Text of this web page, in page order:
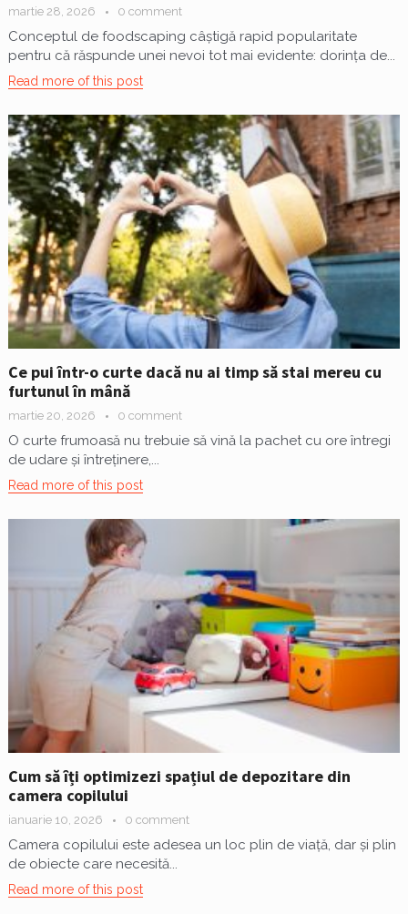
martie 28, 2026 0 comment
Conceptul de foodscaping câștigă rapid popularitate
pentru că răspunde unei nevoi tot mai evidente: dorința de...
Read more of this post
Ce pui într-o curte dacă nu ai timp să stai mereu cu
furtunul în mână
martie 20, 2026 0 comment
O curte frumoasă nu trebuie să vină la pachet cu ore întregi
de udare și întreținere,...
Read more of this post
Cum să îți optimizezi spațiul de depozitare din
camera copilului
ianuarie 10, 2026 0 comment
Camera copilului este adesea un loc plin de viață, dar și plin
de obiecte care necesită...
Read more of this post